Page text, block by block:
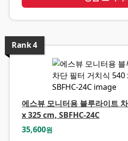
Rank4
에스뷰 모니터용 블루라이트
x 325 cm, SBFHC-24C
35,600원